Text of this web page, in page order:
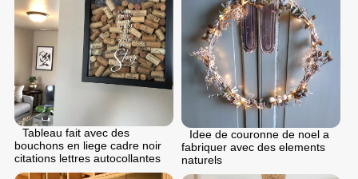
Tableau fait avec des
bouchons en liege cadre noir
citations lettres autocollantes
Idee de couronne de noel a
fabriquer avec des elements
naturels